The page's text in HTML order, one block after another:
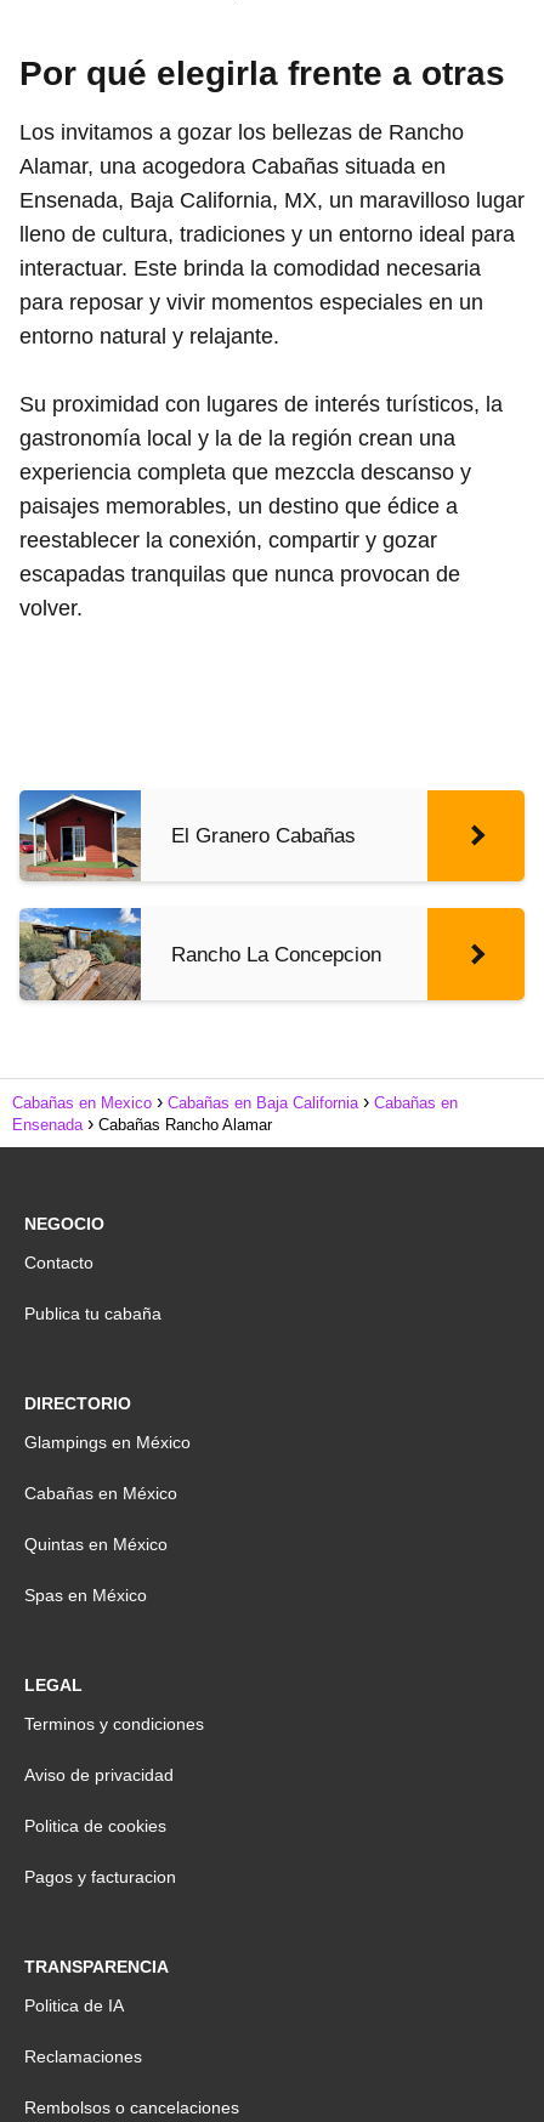
Por qué elegirla frente a otras
Los invitamos a gozar los bellezas de Rancho
Alamar, una acogedora Cabañas situada en
Ensenada, Baja California, MX, un maravilloso lugar
lleno de cultura, tradiciones y un entorno ideal para
interactuar. Este brinda la comodidad necesaria
para reposar y vivir momentos especiales en un
entorno natural y relajante.
Su proximidad con lugares de interés turísticos, la
gastronomía local y la de la región crean una
experiencia completa que mezccla descanso y
paisajes memorables, un destino que édice a
reestablecer la conexión, compartir y gozar
escapadas tranquilas que nunca provocan de
volver.
El Granero Cabañas
Rancho La Concepcion
Cabañas en Mexico Cabañas en Baja California
Cabañas en
Ensenada
Cabañas Rancho Alamar
NEGOCIO
Contacto
Publica tu cabaña
DIRECTORIO
Glampings en México
Cabañas en México
Quintas en México
Spas en México
LEGAL
Terminos y condiciones
Aviso de privacidad
Politica de cookies
Pagos y facturacion
TRANSPARENCIA
Politica de IA
Reclamaciones
Rembolsos o cancelaciones